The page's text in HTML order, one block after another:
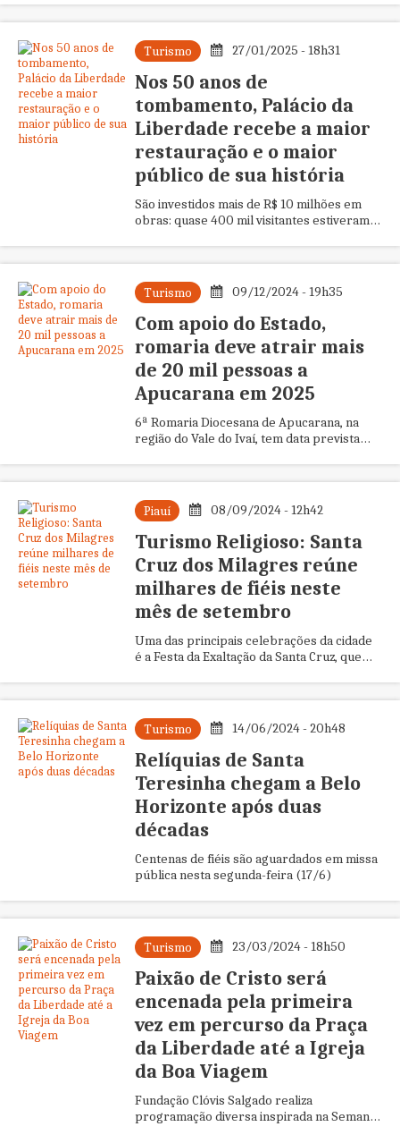
Turismo 27/01/2025 - 18h31
Nos 50 anos de
tombamento, Palácio da
Liberdade recebe a maior
restauração e o maior
público de sua história
São investidos mais de R$ 10 milhões em
obras: quase 400 mil visitantes estiveram
Turismo 09/12/2024 - 19h35
Com apoio do Estado,
romaria deve atrair mais
de 20 mil pessoas a
Apucarana em 2025
6ª Romaria Diocesana de Apucarana, na
região do Vale do Ivaí, tem data prevista
Piauí 08/09/2024 - 12h42
Turismo Religioso: Santa
Cruz dos Milagres reúne
milhares de fiéis neste
mês de setembro
Uma das principais celebrações da cidade
é a Festa da Exaltação da Santa Cruz, que
Turismo 14/06/2024 - 20h48
Relíquias de Santa
Teresinha chegam a Belo
Horizonte após duas
décadas
Centenas de fiéis são aguardados em missa
pública nesta segunda-feira (17/6)
Turismo 23/03/2024 - 18h50
Paixão de Cristo será
encenada pela primeira
vez em percurso da Praça
da Liberdade até a Igreja
da Boa Viagem
Fundação Clóvis Salgado realiza
programação diversa inspirada na Semana